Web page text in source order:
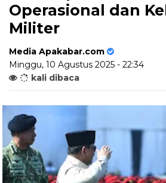
Operasional dan
Militer
Media Apakabar.com
Minggu, 10 Agustus 2025 - 22:34
kali dibaca